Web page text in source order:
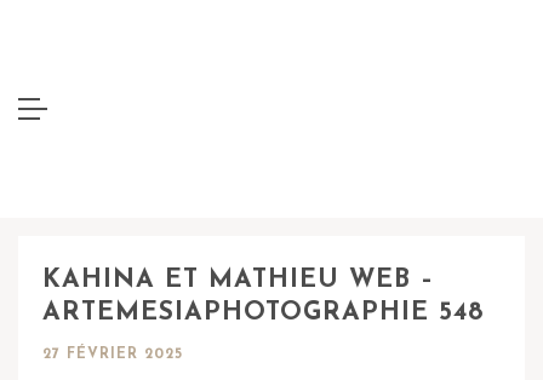
KAHINA ET MATHIEU WEB –
ARTEMESIAPHOTOGRAPHIE 548
27 FÉVRIER 2025